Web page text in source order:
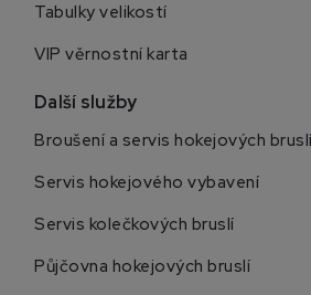
Tabulky velikostí
VIP věrnostní karta
Další služby
Broušení a servis hokejových bruslí
Servis hokejového vybavení
Servis kolečkových bruslí
Půjčovna hokejových bruslí